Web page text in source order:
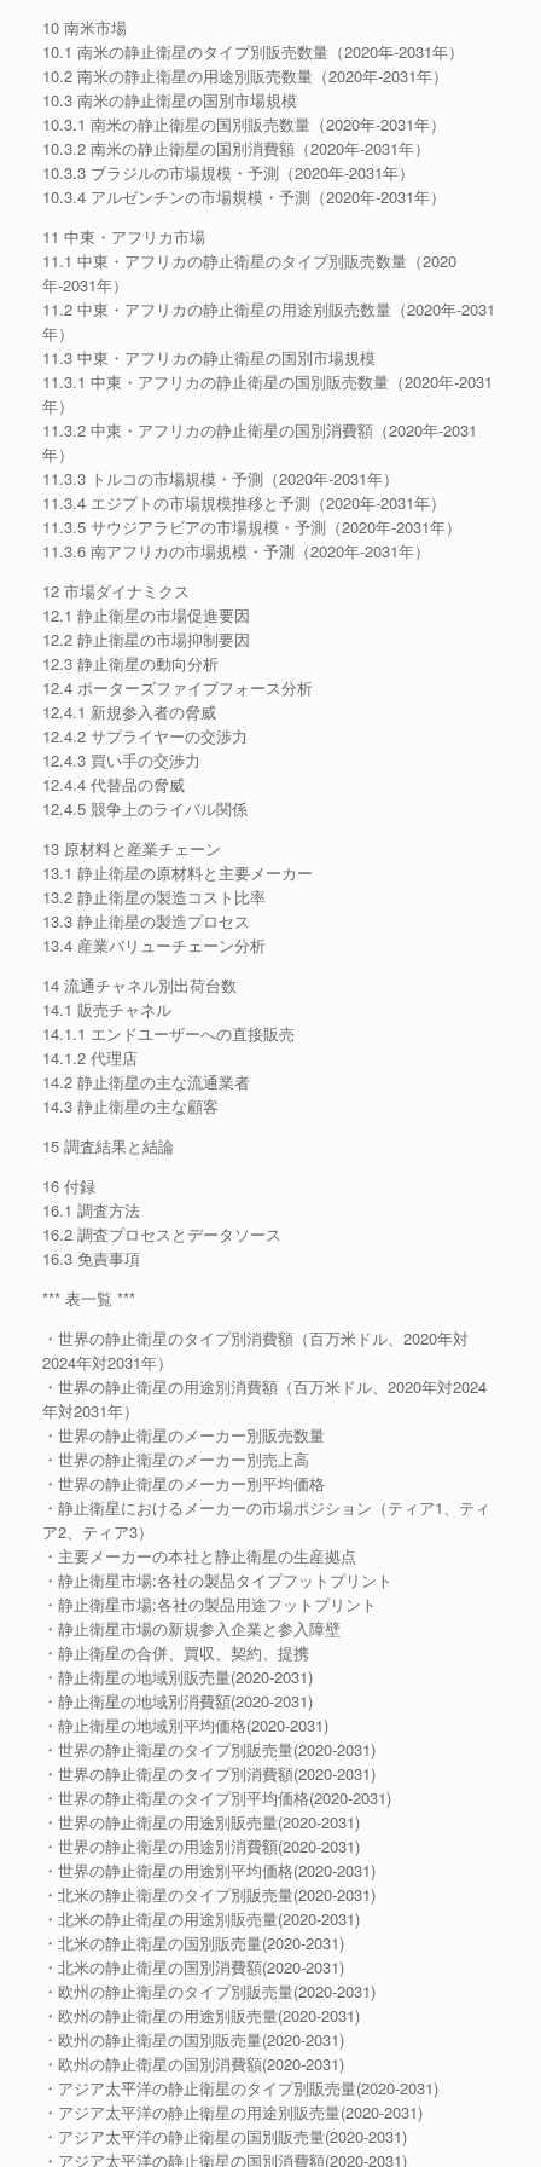
10 南米市場
10.1 南米の静止衛星のタイプ別販売数量（2020年-2031年）
10.2 南米の静止衛星の用途別販売数量（2020年-2031年）
10.3 南米の静止衛星の国別市場規模
10.3.1 南米の静止衛星の国別販売数量（2020年-2031年）
10.3.2 南米の静止衛星の国別消費額（2020年-2031年）
10.3.3 ブラジルの市場規模・予測（2020年-2031年）
10.3.4 アルゼンチンの市場規模・予測（2020年-2031年）
11 中東・アフリカ市場
11.1 中東・アフリカの静止衛星のタイプ別販売数量（2020
年-2031年）
11.2 中東・アフリカの静止衛星の用途別販売数量（2020年-2031
年）
11.3 中東・アフリカの静止衛星の国別市場規模
11.3.1 中東・アフリカの静止衛星の国別販売数量（2020年-2031
年）
11.3.2 中東・アフリカの静止衛星の国別消費額（2020年-2031
年）
11.3.3 トルコの市場規模・予測（2020年-2031年）
11.3.4 エジプトの市場規模推移と予測（2020年-2031年）
11.3.5 サウジアラビアの市場規模・予測（2020年-2031年）
11.3.6 南アフリカの市場規模・予測（2020年-2031年）
12 市場ダイナミクス
12.1 静止衛星の市場促進要因
12.2 静止衛星の市場抑制要因
12.3 静止衛星の動向分析
12.4 ポーターズファイブフォース分析
12.4.1 新規参入者の脅威
12.4.2 サプライヤーの交渉力
12.4.3 買い手の交渉力
12.4.4 代替品の脅威
12.4.5 競争上のライバル関係
13 原材料と産業チェーン
13.1 静止衛星の原材料と主要メーカー
13.2 静止衛星の製造コスト比率
13.3 静止衛星の製造プロセス
13.4 産業バリューチェーン分析
14 流通チャネル別出荷台数
14.1 販売チャネル
14.1.1 エンドユーザーへの直接販売
14.1.2 代理店
14.2 静止衛星の主な流通業者
14.3 静止衛星の主な顧客
15 調査結果と結論
16 付録
16.1 調査方法
16.2 調査プロセスとデータソース
16.3 免責事項
*** 表一覧 ***
・世界の静止衛星のタイプ別消費額（百万米ドル、2020年対
2024年対2031年）
・世界の静止衛星の用途別消費額（百万米ドル、2020年対2024
年対2031年）
・世界の静止衛星のメーカー別販売数量
・世界の静止衛星のメーカー別売上高
・世界の静止衛星のメーカー別平均価格
・静止衛星におけるメーカーの市場ポジション（ティア1、ティ
ア2、ティア3）
・主要メーカーの本社と静止衛星の生産拠点
・静止衛星市場:各社の製品タイプフットプリント
・静止衛星市場:各社の製品用途フットプリント
・静止衛星市場の新規参入企業と参入障壁
・静止衛星の合併、買収、契約、提携
・静止衛星の地域別販売量(2020-2031)
・静止衛星の地域別消費額(2020-2031)
・静止衛星の地域別平均価格(2020-2031)
・世界の静止衛星のタイプ別販売量(2020-2031)
・世界の静止衛星のタイプ別消費額(2020-2031)
・世界の静止衛星のタイプ別平均価格(2020-2031)
・世界の静止衛星の用途別販売量(2020-2031)
・世界の静止衛星の用途別消費額(2020-2031)
・世界の静止衛星の用途別平均価格(2020-2031)
・北米の静止衛星のタイプ別販売量(2020-2031)
・北米の静止衛星の用途別販売量(2020-2031)
・北米の静止衛星の国別販売量(2020-2031)
・北米の静止衛星の国別消費額(2020-2031)
・欧州の静止衛星のタイプ別販売量(2020-2031)
・欧州の静止衛星の用途別販売量(2020-2031)
・欧州の静止衛星の国別販売量(2020-2031)
・欧州の静止衛星の国別消費額(2020-2031)
・アジア太平洋の静止衛星のタイプ別販売量(2020-2031)
・アジア太平洋の静止衛星の用途別販売量(2020-2031)
・アジア太平洋の静止衛星の国別販売量(2020-2031)
・アジア太平洋の静止衛星の国別消費額(2020-2031)